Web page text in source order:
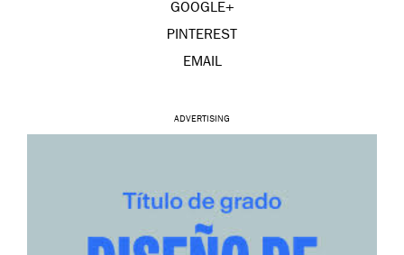
GOOGLE+
PINTEREST
EMAIL
ADVERTISING